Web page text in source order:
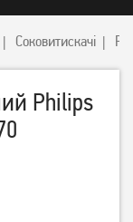
Соковитискачі
Philips